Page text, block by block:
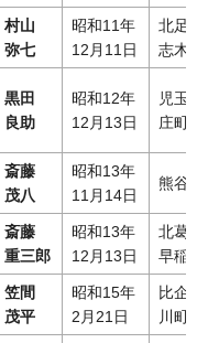
村山
弥七
昭和11年
12月11日
北足
志木
黒田
良助
昭和12年
12月13日
児玉
庄町
斎藤
茂八
昭和13年
11月14日
熊谷
斎藤
重三郎
昭和13年
12月13日
北葛
早稲
笠間
茂平
昭和15年
2月21日
比企
川町